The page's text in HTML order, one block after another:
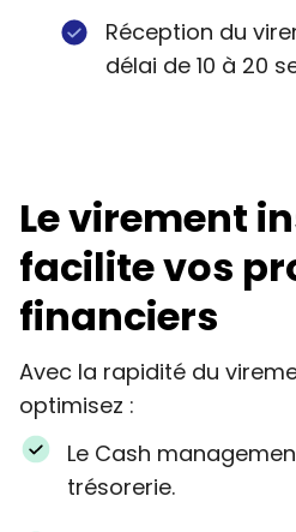
Réception du
délai de 10 à 20
Le virement
facilite vos
financiers
Avec la rapidité du
optimisez :
Le Cash
trésorerie.